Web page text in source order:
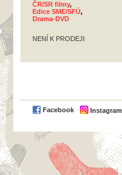
ČR/SR filmy,
Edice SME/SFÚ,
Drama-DVD
NENÍ K PRODEJI
Facebook Instagram